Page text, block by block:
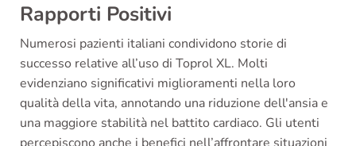
Rapporti Positivi
Numerosi pazienti italiani condividono storie di
successo relative all’uso di Toprol XL. Molti
evidenziano significativi miglioramenti nella loro
qualità della vita, annotando una riduzione dell'ansia e
una maggiore stabilità nel battito cardiaco. Gli utenti